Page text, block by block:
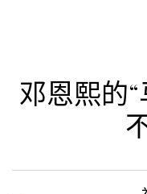
邓恩熙的